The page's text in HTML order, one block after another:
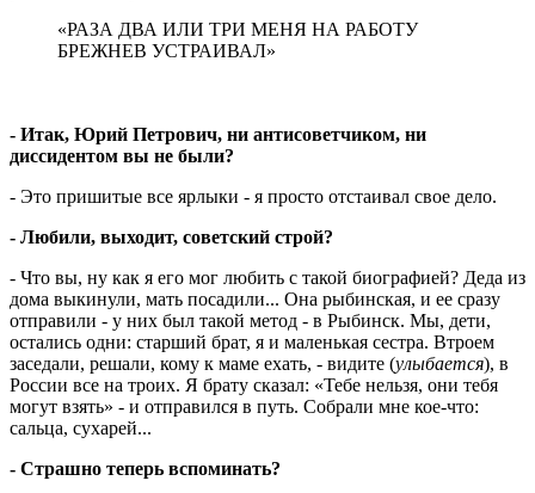
«РАЗА ДВА ИЛИ ТРИ МЕНЯ НА РАБОТУ
БРЕЖНЕВ УСТРАИВАЛ»
- Итак, Юрий Петрович, ни антисоветчиком, ни
диссидентом вы не были?
- Это пришитые все ярлыки - я просто отстаивал свое дело.
- Любили, выходит, советский строй?
- Что вы, ну как я его мог любить с такой биографией? Деда из
дома выкинули, мать посадили... Она рыбинская, и ее сразу
отправили - у них был такой метод - в Рыбинск. Мы, дети,
остались одни: старший брат, я и маленькая сестра. Втроем
заседали, решали, кому к маме ехать, - видите (улыбается), в
России все на троих. Я брату сказал: «Тебе нельзя, они тебя
могут взять» - и отправился в путь. Собрали мне кое-что:
сальца, сухарей...
- Страшно теперь вспоминать?